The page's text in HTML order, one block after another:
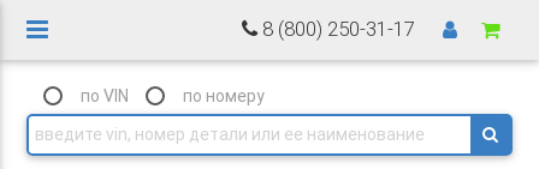
8 (800) 250-31-17
по VIN по номеру